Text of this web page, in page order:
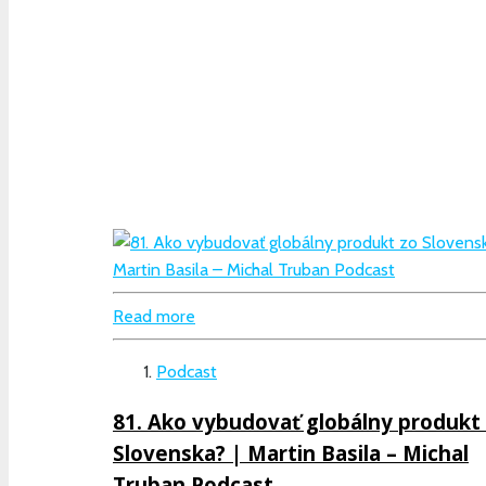
Read more
Podcast
81. Ako vybudovať globálny produkt
Slovenska? | Martin Basila – Michal